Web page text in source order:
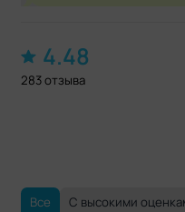
4.48
283 отзыва
Все С высокими